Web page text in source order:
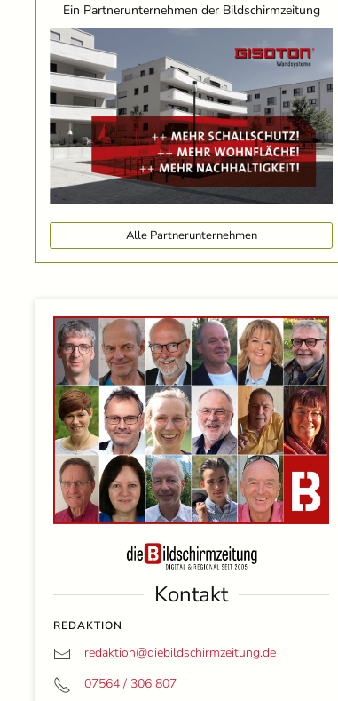
Ein Partnerunternehmen der Bildschirmzeitung
Alle Partnerunternehmen
Kontakt
REDAKTION
redaktion@diebildschirmzeitung.de
07564 / 306 807